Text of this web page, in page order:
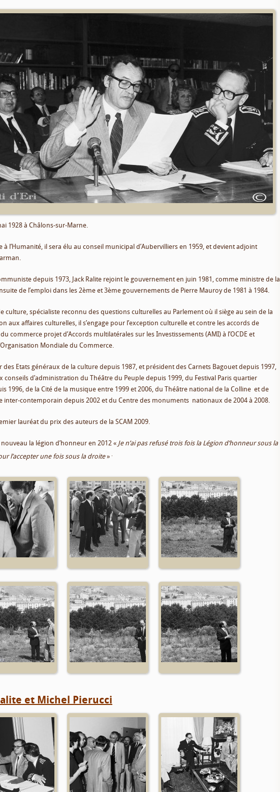
1928 à Châlons-sur-Marne.
à l’Humanité, il sera élu au conseil municipal d’Aubervilliers en 1959, et devient adjoint
depuis 1973, Jack Ralite rejoint le gouvernement en juin 1981, comme ministre de la
de l’emploi dans les 2ème et 3ème gouvernements de Pierre Mauroy de 1981 à 1984.
culture, spécialiste reconnu des questions culturelles au Parlement où il siège au sein de la
aux affaires culturelles, il s’engage pour l’exception culturelle et contre les accords de
commerce projet d’Accords multilatérales sur les Investissements (AMI) à l’OCDE et
Mondiale du Commerce.
des Etats généraux de la culture depuis 1987, et président des Carnets Bagouet depuis 1997,
conseils d’administration du Théâtre du Peuple depuis 1999, du Festival Paris quartier
1996, de la Cité de la musique entre 1999 et 2006, du Théâtre national de la Colline et de
inter-contemporain depuis 2002 et du Centre des monuments nationaux de 2004 à 2008.
lauréat du prix des auteurs de la SCAM 2009.
la légion d’honneur en 2012 « Je n’ai pas refusé trois fois la Légion d’honneur sous la
l’accepter une fois sous la droite» .
et Michel Pierucci